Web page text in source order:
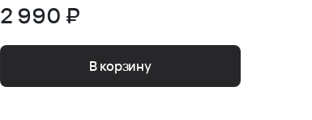
2 990 ₽
В корзину